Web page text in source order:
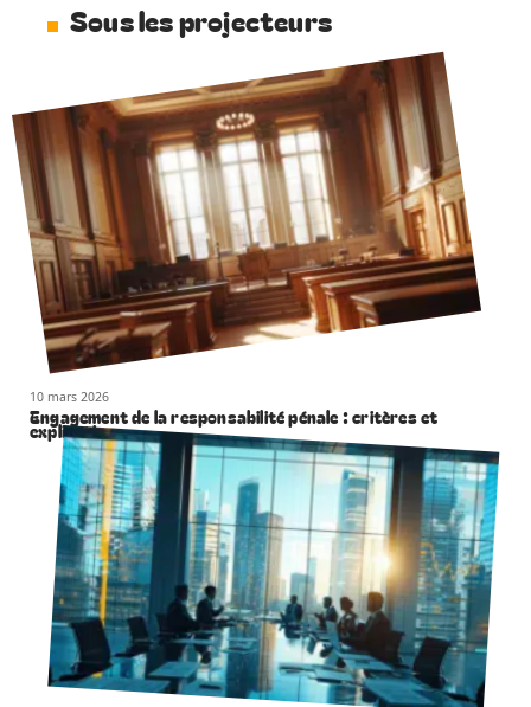
Sous les projecteurs
10 mars 2026
Engagement de la responsabilité pénale : critères et
explications